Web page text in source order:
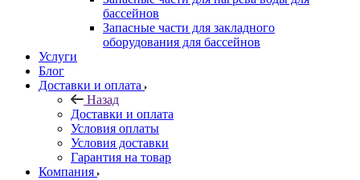
бассейнов
Запасные части для закладного
оборудования для бассейнов
Услуги
Блог
Доставки и оплата
Назад
Доставки и оплата
Условия оплаты
Условия доставки
Гарантия на товар
Компания